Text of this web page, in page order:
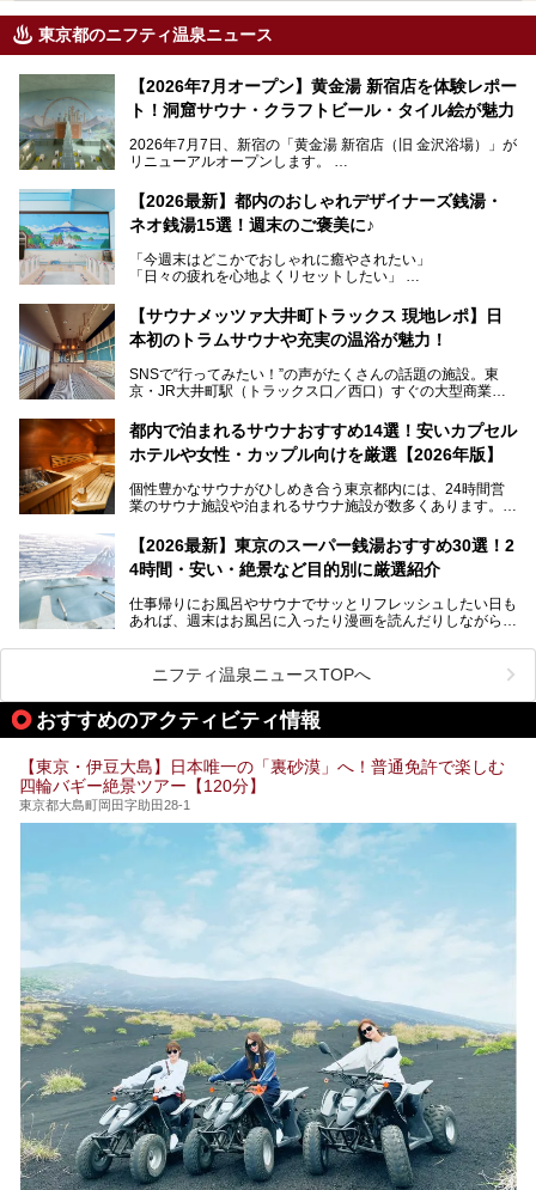
東京都のニフティ温泉ニュース
【2026年7月オープン】黄金湯 新宿店を体験レポー
ト！洞窟サウナ・クラフトビール・タイル絵が魅力
2026年7月7日、新宿の「黄金湯 新宿店（旧 金沢浴場）」が
リニューアルオープンします。
レトロでノスタルジックなタイル絵はそのまま、昔からここ
を知る地元の人にも、新しく足を運んでくれる人にも愛され
る、今の時代の"銭湯"として生まれ変わりました。洞窟のよ
ビアバーなど、新しく登場したスポットも併せて紹介しま
す。充実した設備があるのに、基本の入浴料が銭湯価格の5
【2026最新】都内のおしゃれデザイナーズ銭湯・
ネオ銭湯15選！週末のご褒美に♪
「今週末はどこかでおしゃれに癒やされたい」
「日々の疲れを心地よくリセットしたい」
となっている新しいスタイルの銭湯です。
最近、SNSやメディアで「デザイナーズ銭湯」や「ネオ銭
本記事では、そもそもこれらがどんな銭湯なのか、その気に
いおしゃれな名店15選を、おすすめの順番で一挙にご紹介
します。
【サウナメッツァ大井町トラックス 現地レポ】日
本初のトラムサウナや充実の温浴が魅力！
SNSで“行ってみたい！”の声がたくさんの話題の施設。東
京・JR大井町駅（トラックス口／西口）すぐの大型商業施
ツァ大井町トラックス」がニューオープン。施設の様子をレ
ポ―トします。
都内で泊まれるサウナおすすめ14選！安いカプセル
ホテルや女性・カップル向けを厳選【2026年版】
個性豊かなサウナがひしめき合う東京都内には、24時間営
業のサウナ施設や泊まれるサウナ施設が数多くあります。
を旅の目的とする「サ旅」や自分へのご褒美のための宿泊な
ど、自分の好きなタイミングで好きなだけサ活ができるのが
魅力です。
最近では、男性専用施設だけでなく、カップルや女性に嬉し
い個室サウナも増えてきました。
ら、特におすすめしたい施設14選をご紹介します。
してみてください。
【2026最新】東京のスーパー銭湯おすすめ30選！2
4時間・安い・絶景など目的別に厳選紹介
仕事帰りにお風呂やサウナでサッとリフレッシュしたい日も
あれば、週末はお風呂に入ったり漫画を読んだりしながら一
また、終電を逃してしまい、「このまま朝までゆっくりでき
る場所があれば」と探した経験がある人も多いのではないで
しょうか。
そこで本記事では、東京でおすすめのスーパー銭湯を、目的
24時間営業で宿泊できる施設や、1,000円以下で楽しめる安
い施設、デートや休日レジャーにもぴったりなエンタメ要素
が充実した施設など、利用のシーンに合わせて参考にしてく
ださい。
ニフティ温泉ニュースTOPへ
おすすめのアクティビティ情報
【東京・伊豆大島】日本唯一の「裏砂漠」へ！普通免許で楽しむ
四輪バギー絶景ツアー【120分】
東京都大島町岡田字助田28-1